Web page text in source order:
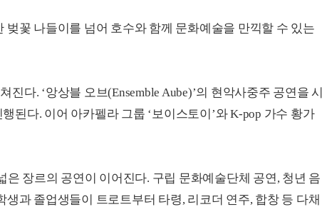
벚꽃 나들이를 넘어 호수와 함께 문화예술을 만끽할 수 있는
진다. ‘앙상블 오브(Ensemble Aube)’의 현악사중주 공연을 시
된다. 이어 아카펠라 그룹 ‘보이스토이’와 K-pop 가수 황가
장르의 공연이 이어진다. 구립 문화예술단체 공연, 청년 음
과 졸업생들이 트로트부터 타령, 리코더 연주, 합창 등 다채